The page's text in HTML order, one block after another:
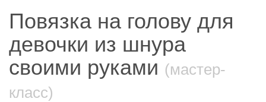
Повязка на голову для
девочки из шнура
своими руками (мастер-
класс)